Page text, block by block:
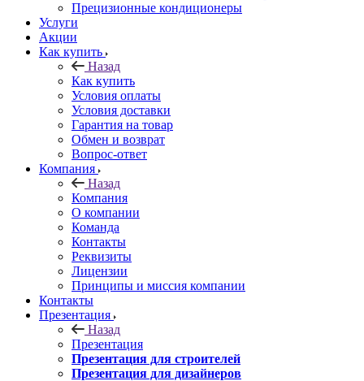
Прецизионные кондиционеры
Услуги
Акции
Как купить
Назад
Как купить
Условия оплаты
Условия доставки
Гарантия на товар
Обмен и возврат
Вопрос-ответ
Компания
Назад
Компания
О компании
Команда
Контакты
Реквизиты
Лицензии
Принципы и миссия компании
Контакты
Презентация
Назад
Презентация
Презентация для строителей
Презентация для дизайнеров